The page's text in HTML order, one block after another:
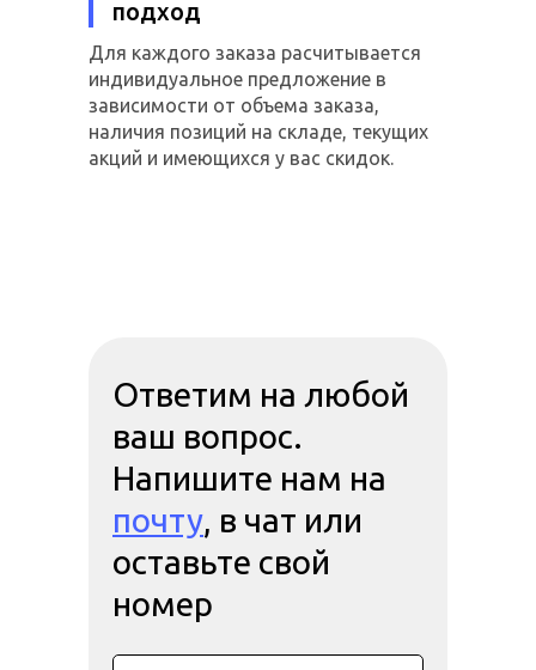
подход
Для каждого заказа расчитывается
индивидуальное предложение в
зависимости от объема заказа,
наличия позиций на складе, текущих
акций и имеющихся у вас скидок.
Ответим на любой
ваш вопрос.
Напишите нам на
почту, в чат или
оставьте свой
номер